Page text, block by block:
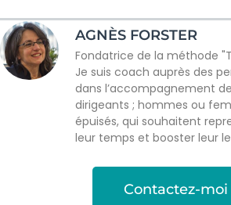
AGNÈS FORSTER
Fondatrice de la méthode
Je suis coach auprès des
dans l’accompagnement
dirigeants ; hommes ou
épuisés, qui souhaitent
leur temps et booster leur
Contactez-moi